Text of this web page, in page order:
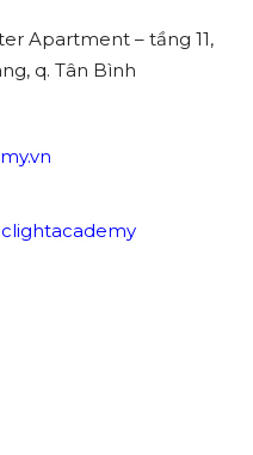
Apartment – tầng 11,
q. Tân Bình